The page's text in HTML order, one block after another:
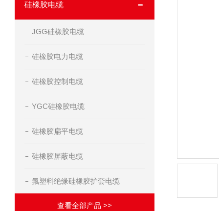
硅橡胶电缆
JGG硅橡胶电缆
硅橡胶电力电缆
硅橡胶控制电缆
YGC硅橡胶电缆
硅橡胶扁平电缆
硅橡胶屏蔽电缆
氟塑料绝缘硅橡胶护套电缆
查看全部产品 >>